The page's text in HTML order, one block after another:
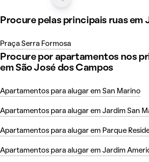
Procure pelas principais ruas em
Praça Serra Formosa
Procure por apartamentos nos
em São José dos Campos
Apartamentos para alugar em San Marino
Apartamentos para alugar em Jardim San
Apartamentos para alugar em Parque
Apartamentos para alugar em Jardim